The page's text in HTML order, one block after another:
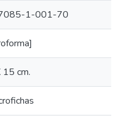
1-001-70
15 cm.